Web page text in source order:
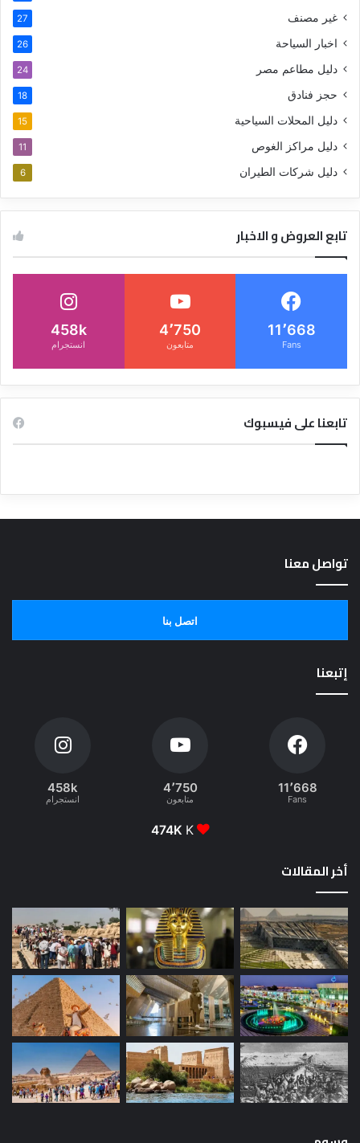
غير مصنف 27
اخبار السياحة 26
دليل مطاعم مصر 24
حجز فنادق 18
دليل المحلات السياحية 15
دليل مراكز الغوص 11
دليل شركات الطيران 6
تابع العروض و الاخبار
11٬668
Fans
4٬750
متابعون
458k
انستجرام
تابعنا على فيسبوك
تواصل معنا
اتصل بنا
إتبعنا
11٬668
Fans
4٬750
متابعون
458k
انستجرام
474K K
أخر المقالات